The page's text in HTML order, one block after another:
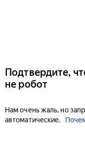
Подтвердите,
не робот
Нам очень жаль, но
автоматические.